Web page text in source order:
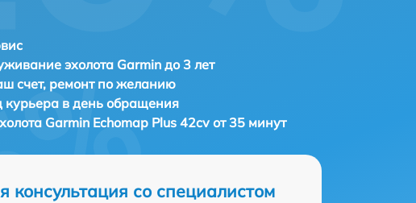
эхолота Garmin до 3 лет
счет, ремонт по желанию
курьера в день обращения
Garmin Echomap Plus 42cv от 35 минут
консультация со специалистом